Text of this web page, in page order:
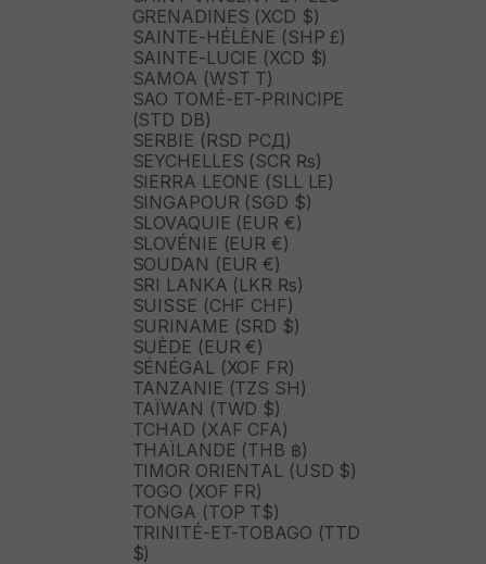
GRENADINES (XCD $)
SAINTE-HÉLÈNE (SHP £)
SAINTE-LUCIE (XCD $)
SAMOA (WST T)
SAO TOMÉ-ET-PRINCIPE
(STD DB)
SERBIE (RSD РСД)
SEYCHELLES (SCR ₨)
SIERRA LEONE (SLL LE)
SINGAPOUR (SGD $)
SLOVAQUIE (EUR €)
SLOVÉNIE (EUR €)
SOUDAN (EUR €)
SRI LANKA (LKR ₨)
SUISSE (CHF CHF)
SURINAME (SRD $)
SUÈDE (EUR €)
SÉNÉGAL (XOF FR)
TANZANIE (TZS SH)
TAÏWAN (TWD $)
TCHAD (XAF CFA)
THAÏLANDE (THB ฿)
TIMOR ORIENTAL (USD $)
TOGO (XOF FR)
TONGA (TOP T$)
TRINITÉ-ET-TOBAGO (TTD
$)